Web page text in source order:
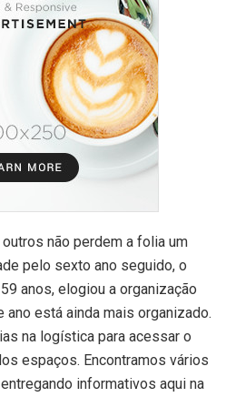
não perdem a folia um
pelo sexto ano seguido, o
anos, elogiou a organização
ano está ainda mais organizado.
na logística para acessar o
espaços. Encontramos vários
informativos aqui na